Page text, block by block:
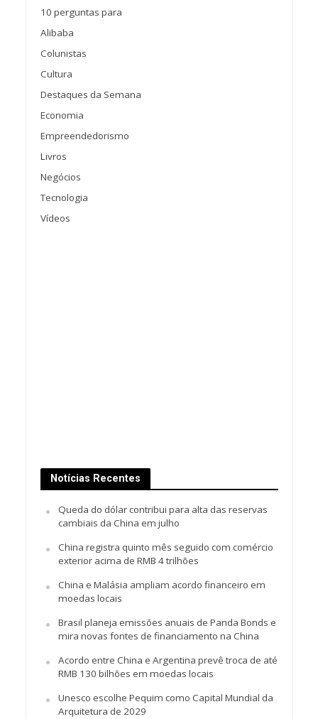
10 perguntas para
Alibaba
Colunistas
Cultura
Destaques da Semana
Economia
Empreendedorismo
Livros
Negócios
Tecnologia
Vídeos
Notícias Recentes
Queda do dólar contribui para alta das reservas
cambiais da China em julho
China registra quinto mês seguido com comércio
exterior acima de RMB 4 trilhões
China e Malásia ampliam acordo financeiro em
moedas locais
Brasil planeja emissões anuais de Panda Bonds e
mira novas fontes de financiamento na China
Acordo entre China e Argentina prevê troca de até
RMB 130 bilhões em moedas locais
Unesco escolhe Pequim como Capital Mundial da
Arquitetura de 2029